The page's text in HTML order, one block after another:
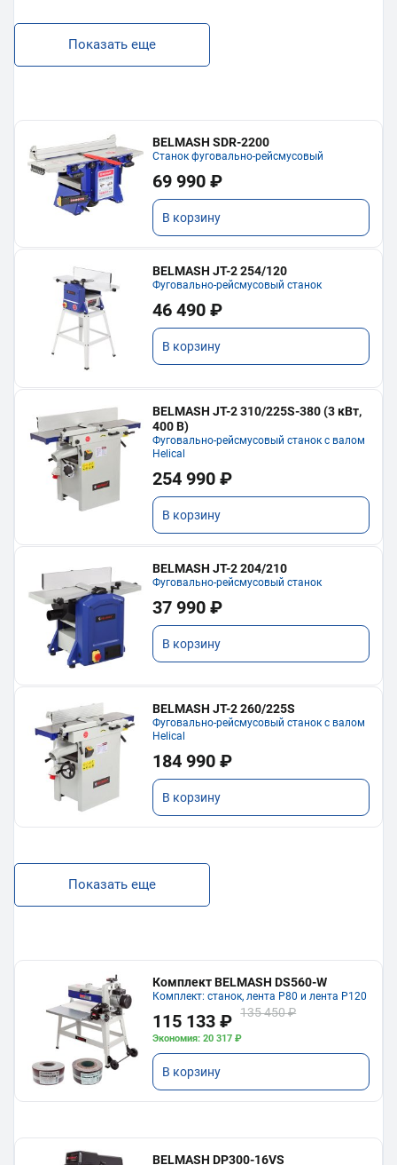
Показать еще
BELMASH SDR-2200
Станок фуговально-рейсмусовый
69 990 ₽
В корзину
BELMASH JT-2 254/120
Фуговально-рейсмусовый станок
46 490 ₽
В корзину
BELMASH JT-2 310/225S-380 (3 кВт,
400 В)
Фуговально-рейсмусовый станок с валом
Helical
254 990 ₽
В корзину
BELMASH JT-2 204/210
Фуговально-рейсмусовый станок
37 990 ₽
В корзину
BELMASH JT-2 260/225S
Фуговально-рейсмусовый станок с валом
Helical
184 990 ₽
В корзину
Показать еще
Комплект BELMASH DS560-W
Комплект: станок, лента P80 и лента P120
115 133 ₽ 135 450 ₽
Экономия: 20 317 ₽
В корзину
BELMASH DP300-16VS